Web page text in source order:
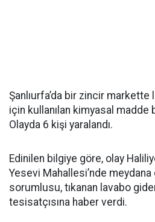
Şanlıurfa’da bir zincir
için kullanılan kimyasal madde
Olayda 6 kişi yaralandı.
Edinilen bilgiye göre, olay
Yesevi Mahallesi’nde
sorumlusu, tıkanan lavabo
tesisatçısına haber verdi.